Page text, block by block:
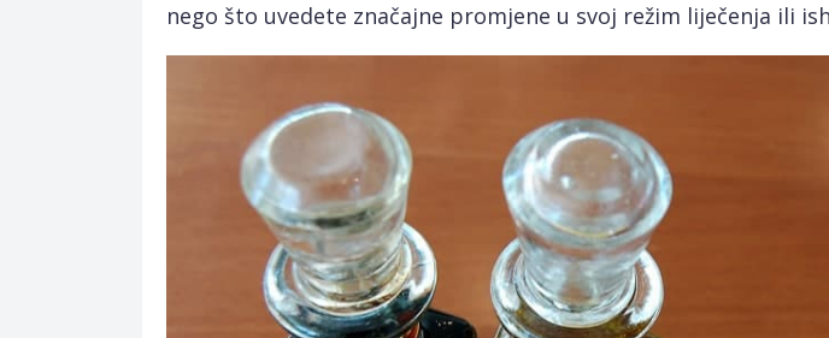
nego što uvedete značajne promjene u svoj režim liječenja ili